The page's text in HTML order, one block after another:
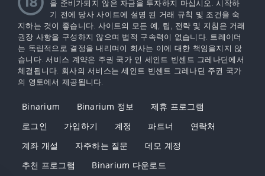
을 준비가되지 않은 자금을 투자하지 마십시오. 시작하
기 전에 당사 사이트에 설명 된 거래 규칙 및 조건을 숙
지하는 것이 좋습니다. 사이트의 모든 예, 팁, 전략 및 지침은 거래
권장 사항을 구성하지 않으며 법적 구속력이 없습니다. 트레이더
는 독립적으로 결정을 내리며이 회사는 이에 대한 책임을지지 않
습니다. 서비스 계약은 주권 국가 인 세인트 빈센트 그레나딘에서
체결됩니다. 회사의 서비스는 세인트 빈센트 그레나딘 주권 국가
의 영토에서 제공됩니다.
Binarium Binarium 정보
제휴 프로그램
로그인
가입하기 계정 파트너
연락처
계좌 개설
자주하는 질문
데모 계정
추천 프로그램
Binarium 다운로드